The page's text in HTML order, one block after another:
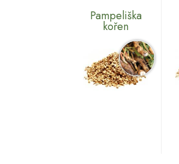
Pampeliška
kořen